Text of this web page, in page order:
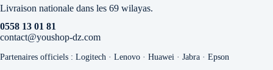
Livraison nationale dans les 69 wilayas.
0558 13 01 81
contact@youshop-dz.com
Partenaires officiels : Logitech · Lenovo · Huawei · Jabra · Epson